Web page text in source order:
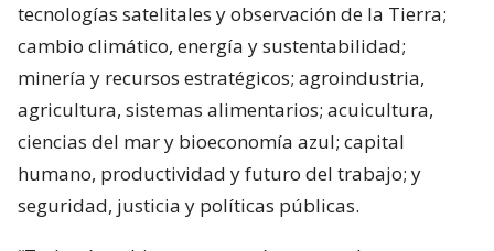
tecnologías satelitales y observación de la Tierra;
cambio climático, energía y sustentabilidad;
minería y recursos estratégicos; agroindustria,
agricultura, sistemas alimentarios; acuicultura,
ciencias del mar y bioeconomía azul; capital
humano, productividad y futuro del trabajo; y
seguridad, justicia y políticas públicas.